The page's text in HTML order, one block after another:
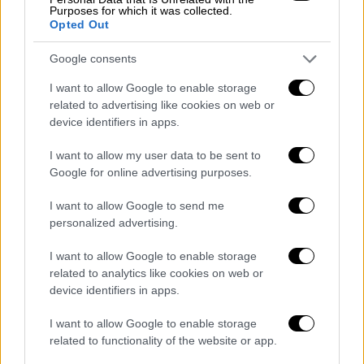
Purposes for which it was collected.
Opted Out
Google consents
I want to allow Google to enable storage
related to advertising like cookies on web or
device identifiers in apps.
I want to allow my user data to be sent to
Google for online advertising purposes.
I want to allow Google to send me
personalized advertising.
I want to allow Google to enable storage
related to analytics like cookies on web or
device identifiers in apps.
I want to allow Google to enable storage
related to functionality of the website or app.
Ερωτήματαπροκύπτουν και από την πορεία
της Krikel, που συστάθηκε το 2017 και
έκτοτε εξασφαλίζει απόρρητες συμβάσεις
από το Δημόσιο με διαδικασίες καθολικής
αδιαφάνειας. Ενδεικτική είναι η περίπτωση
της σύμβασης που έχει συνομολογήσει για
το σύστημα TETRA και η οποία σχετίζεται με
σκανδαλώδη δωρεά που έλαβε χώρα το
. Σε αυτή πρωταγωνιστικό ρόλο έχει
διαδραματίσει εταιρία ίδιων συμφερόντων
Αντιθέτως, τασύννεφαπάνω από την Krikel
έχουν αυξηθεί, καθώς τo
της
Krikel με τον Φέλιξ Μπίτζιο, τον πρώην